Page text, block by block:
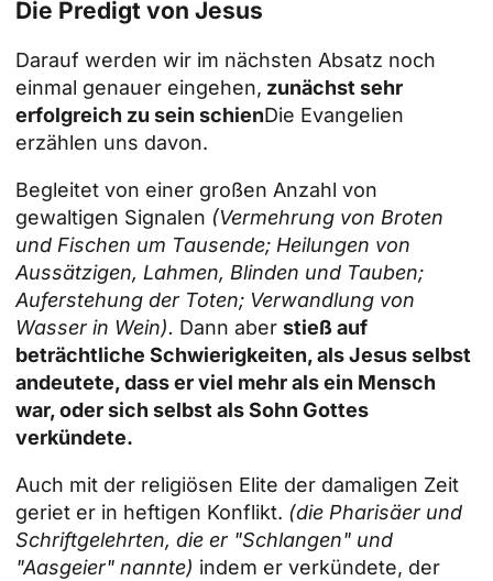
Die Predigt von Jesus
Darauf werden wir im nächsten Absatz noch
einmal genauer eingehen, zunächst sehr
erfolgreich zu sein schienDie Evangelien
erzählen uns davon.
Begleitet von einer großen Anzahl von
gewaltigen Signalen (Vermehrung von Broten
und Fischen um Tausende; Heilungen von
Aussätzigen, Lahmen, Blinden und Tauben;
Auferstehung der Toten; Verwandlung von
Wasser in Wein). Dann aber stieß auf
beträchtliche Schwierigkeiten, als Jesus selbst
andeutete, dass er viel mehr als ein Mensch
war, oder sich selbst als Sohn Gottes
verkündete.
Auch mit der religiösen Elite der damaligen Zeit
geriet er in heftigen Konflikt. (die Pharisäer und
Schriftgelehrten, die er "Schlangen" und
"Aasgeier" nannte) indem er verkündete, der